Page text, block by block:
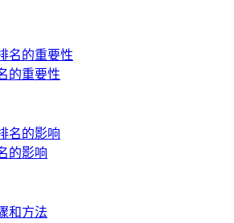
的重要性
的影响